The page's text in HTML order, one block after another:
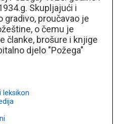
Skupljajući i
gradivo, proučavao je
o čemu je
članke, brošure i knjige
djelo "Požega"
leksikon